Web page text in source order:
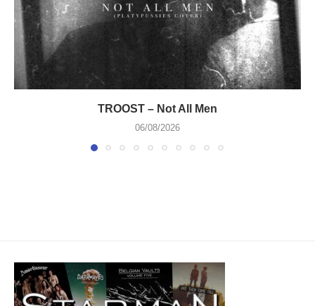
TROOST – Not All Men
06/08/2026